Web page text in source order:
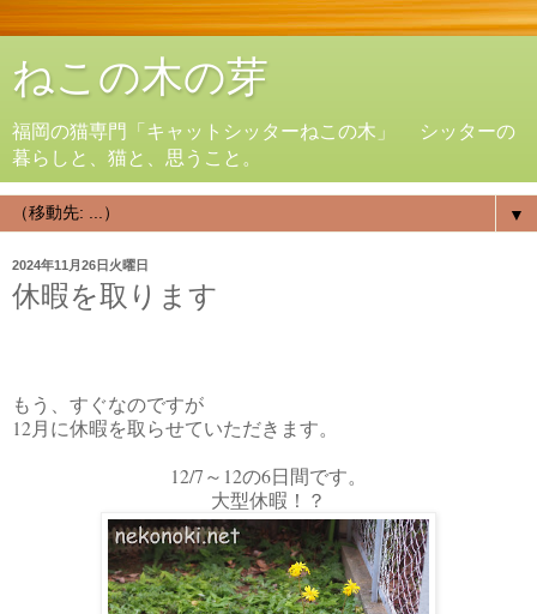
ねこの木の芽
福岡の猫専門「キャットシッターねこの木」 シッターの
暮らしと、猫と、思うこと。
▼
2024年11月26日火曜日
休暇を取ります
もう、すぐなのですが
12月に休暇を取らせていただきます。
12/7～12の6日間です。
大型休暇！？